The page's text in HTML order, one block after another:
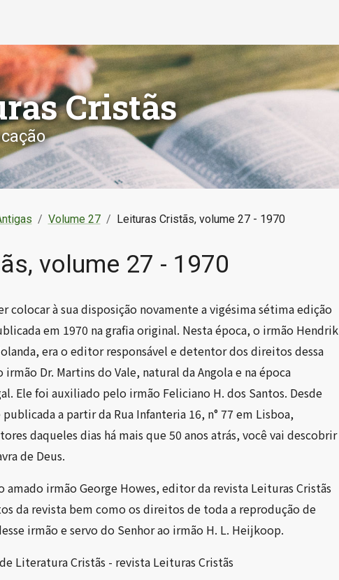
Cristãs
/ Volume 27 / Leituras Cristãs, volume 27 - 1970
volume 27 - 1970
colocar à sua disposição novamente a vigésima sétima edição
em 1970 na grafia original. Nesta época, o irmão Hendrik
era o editor responsável e detentor dos direitos dessa
Dr. Martins do Vale, natural da Angola e na época
Ele foi auxiliado pelo irmão Feliciano H. dos Santos. Desde
a partir da Rua Infanteria 16, n° 77 em Lisboa,
daqueles dias há mais que 50 anos atrás, você vai descobrir
de Deus.
amado irmão George Howes, editor da revista Leituras Cristãs
da revista bem como os direitos de toda a reprodução de
irmão e servo do Senhor ao irmão H. L. Heijkoop.
Literatura Cristãs - revista Leituras Cristãs